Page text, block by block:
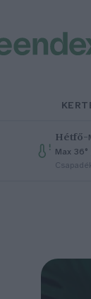
Hétfő–
Max 36°